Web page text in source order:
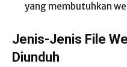
yang membutuhkan
Jenis-Jenis File
Diunduh